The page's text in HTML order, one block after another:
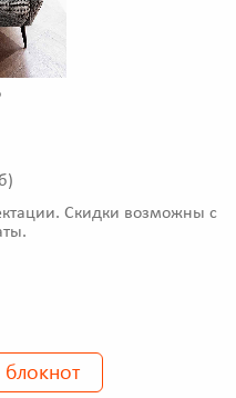
Скидки возможны с